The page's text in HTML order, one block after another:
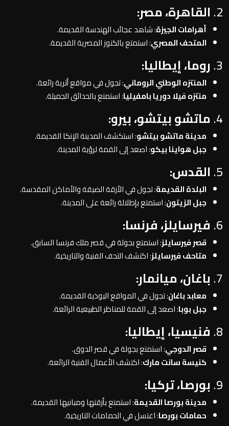
2. القاهرة، مصر:
أهرامات الجيزة: شاهد عجائب الهندسة القديمة.
المتحف المصري: استمتع بالكنوز المصرية القديمة.
3. روما، إيطاليا:
المنتزه الوطني الروماني: تجول في مواقع أثرية رائعة.
منتزه فيلا دوريا بامفيليا: استمتع بالحدائق الجميلة.
4. ماتشو بيتشو، بيرو:
مدينة ماتشو بيتشو: استكشف المدينة الإنكا القديمة.
جبل هواينا بيكو: اصعد إلى القمة لرؤية المدينة.
5. القدس:
البلدة القديمة: تجول في الأزقة الضيقة والأماكن المقدسة.
جبل الزيتون: استمتع بإطلالة رائعة على المدينة.
6. فيرسايلز، فرنسا:
قصر فيرسايلز: استمتع بجولة في قصر ملك فرنسا السابق.
متاحف فيرسايلز: اكتشف التحف الفنية والتاريخية.
7. باغان، ميانمار:
معابد باغان: تجول في المواقع البوذية القديمة.
جبل بوبا: اصعد إلى القمة للمناظر الطبيعية الرائعة.
8. فنيسيا، إيطاليا:
قصر الدوجي: استمتع بجولة في قصر الدوق.
كنيسة سانت مارك: اكتشف الأعمال الفنية الرائعة.
9. بورصا، تركيا:
مدينة بورصا القديمة: استمتع بأزقتها ومبانيها القديمة.
حمامات بورصا: اغتسل في الحمامات التاريخية.